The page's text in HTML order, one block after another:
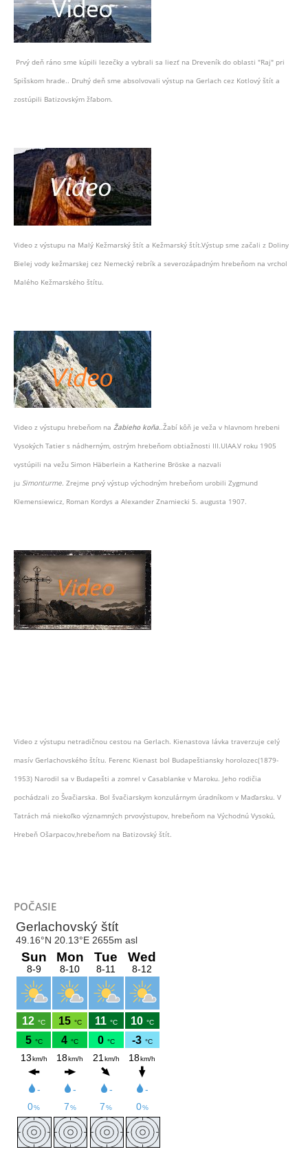
Prvý deň ráno sme kúpili lezečky a vybrali sa liezť na Dreveník do oblasti "Raj" pri
Spišskom hrade.. Druhý deň sme absolvovali výstup na Gerlach cez Kotlový štít a
zostúpili Batizovským žľabom.
Video z výstupu na Malý Kežmarský štít a Kežmarský štít.Výstup sme začali z Doliny
Bielej vody kežmarskej cez Nemecký rebrík a severozápadným hrebeňom na vrchol
Malého Kežmarského štítu.
Video z výstupu hrebeňom na Žabieho koňa..Žabí kôň je veža v hlavnom hrebeni
Vysokých Tatier s nádherným, ostrým hrebeňom obtiažnosti III.UIAA.V roku 1905
vystúpili na vežu Simon Häberlein a Katherine Bröske a nazvali
ju Simonturme. Zrejme prvý výstup východným hrebeňom urobili Zygmund
Klemensiewicz, Roman Kordys a Alexander Znamiecki 5. augusta 1907.
Video z výstupu netradičnou cestou na Gerlach. Kienastova lávka traverzuje celý
masív Gerlachovského štítu. Ferenc Kienast bol Budapeštiansky horolozec(1879-
1953) Narodil sa v Budapešti a zomrel v Casablanke v Maroku. Jeho rodičia
pochádzali zo Švačiarska. Bol švačiarskym konzulárnym úradníkom v Maďarsku. V
Tatrách má niekoľko významných prvovýstupov, hrebeňom na Východnú Vysokú,
Hrebeň Ošarpacov,hrebeňom na Batizovský štít.
POČASIE